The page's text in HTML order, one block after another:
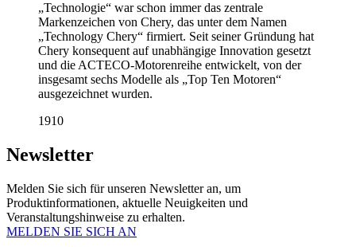
„Technologie“ war schon immer das zentrale
Markenzeichen von Chery, das unter dem Namen
„Technology Chery“ firmiert. Seit seiner Gründung hat
Chery konsequent auf unabhängige Innovation gesetzt
und die ACTECO-Motorenreihe entwickelt, von der
insgesamt sechs Modelle als „Top Ten Motoren“
ausgezeichnet wurden.
1910
Newsletter
Melden Sie sich für unseren Newsletter an, um
Produktinformationen, aktuelle Neuigkeiten und
Veranstaltungshinweise zu erhalten.
MELDEN SIE SICH AN